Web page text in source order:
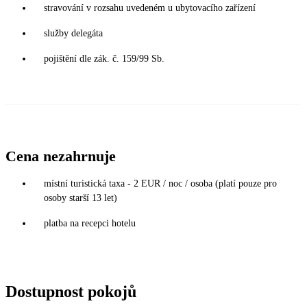
stravování v rozsahu uvedeném u ubytovacího zařízení
služby delegáta
pojištění dle zák. č. 159/99 Sb.
Cena nezahrnuje
místní turistická taxa - 2 EUR / noc / osoba (platí pouze pro
osoby starší 13 let)
platba na recepci hotelu
Dostupnost pokojů